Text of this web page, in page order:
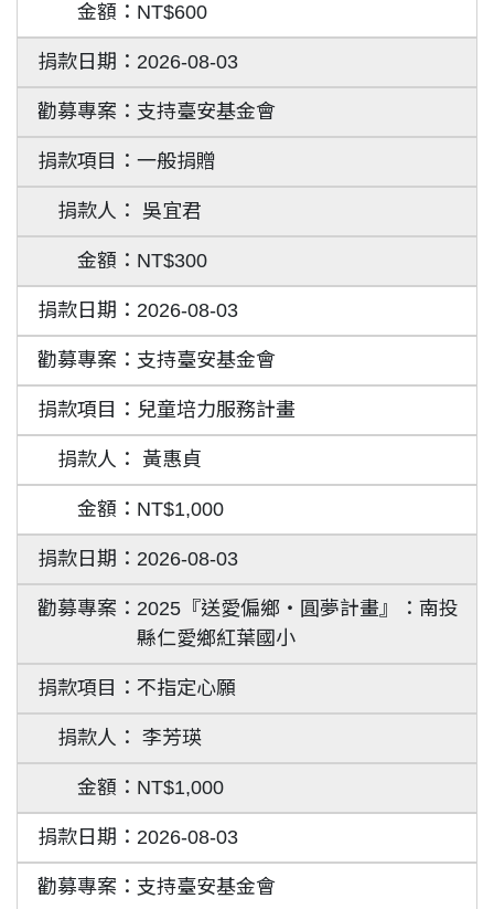
NT$600
2026-08-03
支持臺安基金會
一般捐贈
吳宜君
NT$300
2026-08-03
支持臺安基金會
兒童培力服務計畫
黃惠貞
NT$1,000
2026-08-03
2025『送愛偏鄉‧圓夢計畫』：南投
縣仁愛鄉紅葉國小
不指定心願
李芳瑛
NT$1,000
2026-08-03
支持臺安基金會